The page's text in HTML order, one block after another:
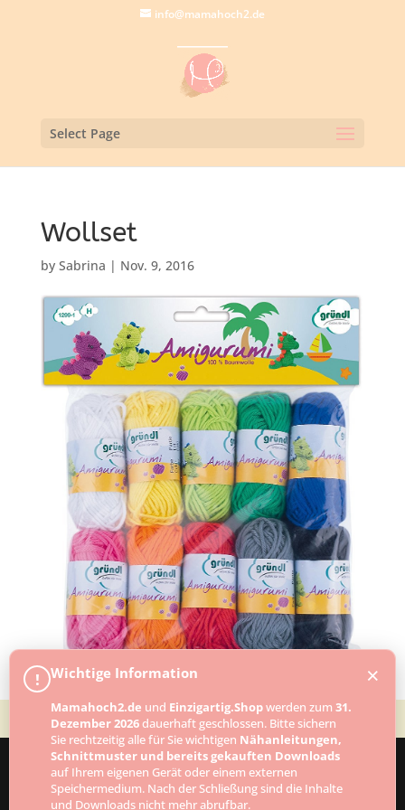
info@mamahoch2.de
Select Page
Wollset
by Sabrina | Nov. 9, 2016
Designed byElegant Themes| Powered by
! Wichtige Information
Mamahoch2.de und Einzigartig.Shopwerden zum 31.
Dezember 2026dauerhaft geschlossen. Bitte sichern
Sie rechtzeitig alle für Sie wichtigen Nähanleitungen,
Schnittmuster und bereits gekauften Downloads
auf Ihrem eigenen Gerät oder einem externen
Speichermedium. Nach der Schließung sind die Inhalte
und Downloads nicht mehr abrufbar.
×